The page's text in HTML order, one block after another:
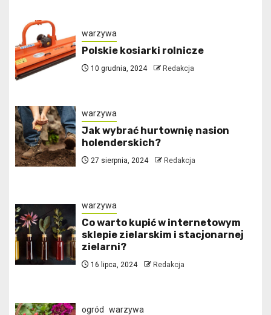
warzywa
Polskie kosiarki rolnicze
10 grudnia, 2024 Redakcja
warzywa
Jak wybrać hurtownię nasion
holenderskich?
27 sierpnia, 2024 Redakcja
warzywa
Co warto kupić w internetowym
sklepie zielarskim i stacjonarnej
zielarni?
16 lipca, 2024 Redakcja
ogród warzywa